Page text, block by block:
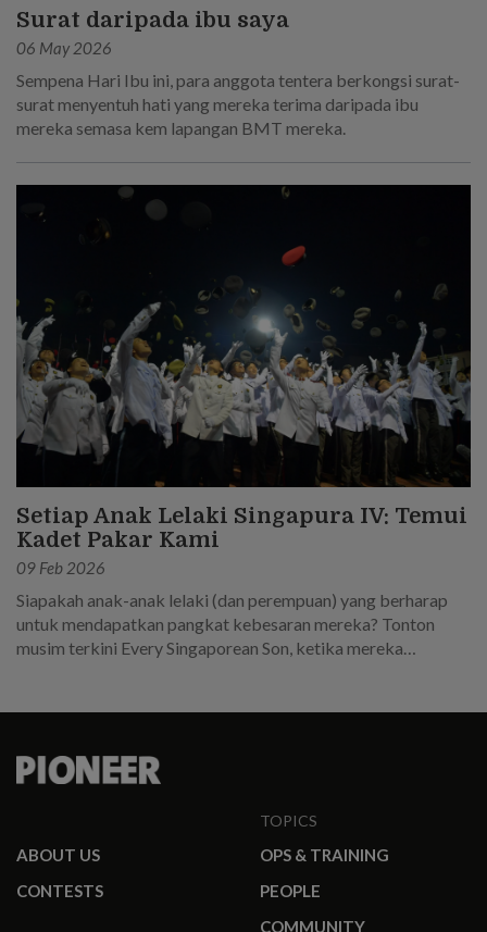
Surat daripada ibu saya
06 May 2026
Sempena Hari Ibu ini, para anggota tentera berkongsi surat-
surat menyentuh hati yang mereka terima daripada ibu
mereka semasa kem lapangan BMT mereka.
Setiap Anak Lelaki Singapura IV: Temui
Kadet Pakar Kami
09 Feb 2026
Siapakah anak-anak lelaki (dan perempuan) yang berharap
untuk mendapatkan pangkat kebesaran mereka? Tonton
musim terkini Every Singaporean Son, ketika mereka
ABOUT US
CONTESTS
TOPICS
OPS & TRAINING
PEOPLE
COMMUNITY